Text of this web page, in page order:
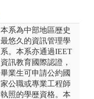
本系為中部地區歷史
最悠久的資訊管理學
系。本系亦通過IEET
資訊教育國際認證，
畢業生可申請公約國
家公職或專業工程師
執照的學歷資格。本